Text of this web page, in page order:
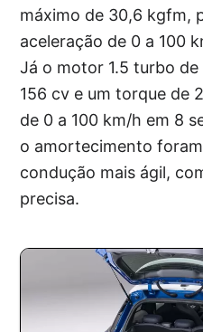
máximo de 30,6 kgfm,
aceleração de 0 a 100
Já o motor 1.5 turbo
156 cv e um torque de
de 0 a 100 km/h em 8
o amortecimento
condução mais ágil,
precisa.